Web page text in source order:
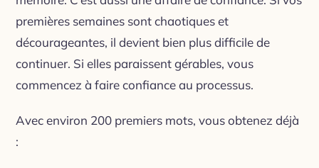
premières semaines sont chaotiques et
décourageantes, il devient bien plus difficile de
continuer. Si elles paraissent gérables, vous
commencez à faire confiance au processus.
Avec environ 200 premiers mots, vous obtenez déjà
: